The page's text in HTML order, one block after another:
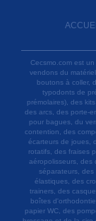
Cecsmo.com est
vendons du
boutons à coller,
typodonts de
prémolaires), des
des arcs, des porte-
pour bagues, du
contention, des
écarteurs de joues,
rotatifs, des fraises
aéropolisseurs, des
séparateurs,
élastiques, des
trainers, des
boîtes
papier WC, des